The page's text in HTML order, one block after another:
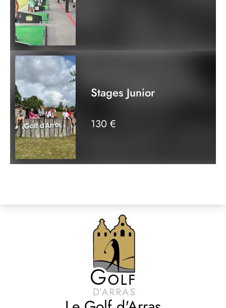
Stages Junior
130 €